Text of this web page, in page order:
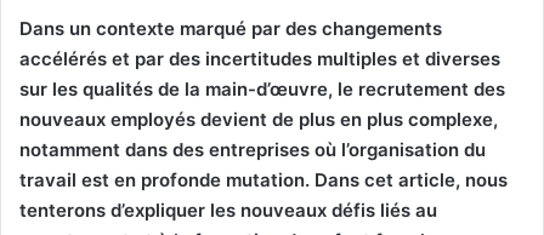
Dans un contexte marqué par des changements
accélérés et par des incertitudes multiples et diverses
sur les qualités de la main-d’œuvre, le recrutement des
nouveaux employés devient de plus en plus complexe,
notamment dans des entreprises où l’organisation du
travail est en profonde mutation. Dans cet article, nous
tenterons d’expliquer les nouveaux défis liés au